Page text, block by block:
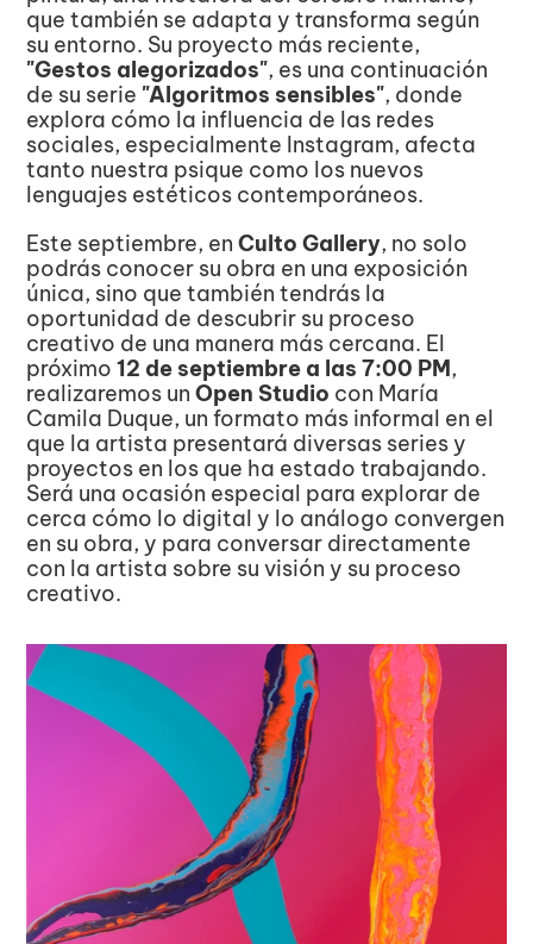
que también se adapta y transforma según
"Gestos alegorizados", es una continuación
de su serie "Algoritmos sensibles", donde
explora cómo la influencia de las redes
sociales, especialmente Instagram, afecta
tanto nuestra psique como los nuevos
lenguajes estéticos contemporáneos.
Este septiembre, en Culto Gallery, no solo
podrás conocer su obra en una exposición
única, sino que también tendrás la
oportunidad de descubrir su proceso
creativo de una manera más cercana. El
próximo 12 de septiembre a las 7:00 PM,
realizaremos un Open Studio con María
Camila Duque, un formato más informal en el
que la artista presentará diversas series y
proyectos en los que ha estado trabajando.
Será una ocasión especial para explorar de
cerca cómo lo digital y lo análogo convergen
en su obra, y para conversar directamente
con la artista sobre su visión y su proceso
creativo.